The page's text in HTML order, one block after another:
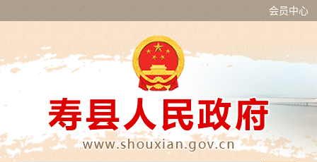
会员中心